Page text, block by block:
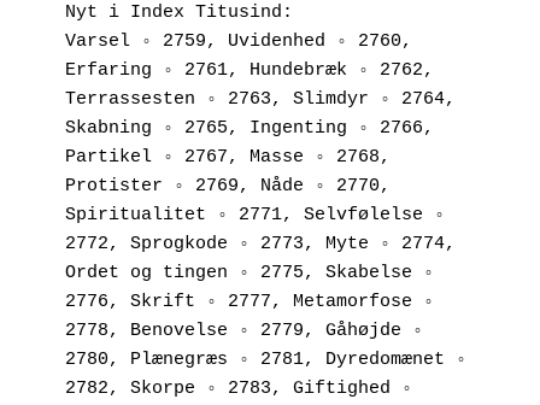
Nyt i Index Titusind:
Varsel ◦ 2759, Uvidenhed ◦ 2760,
Erfaring ◦ 2761, Hundebræk ◦ 2762,
Terrassesten ◦ 2763, Slimdyr ◦ 2764,
Skabning ◦ 2765, Ingenting ◦ 2766,
Partikel ◦ 2767, Masse ◦ 2768,
Protister ◦ 2769, Nåde ◦ 2770,
Spiritualitet ◦ 2771, Selvfølelse ◦
2772, Sprogkode ◦ 2773, Myte ◦ 2774,
Ordet og tingen ◦ 2775, Skabelse ◦
2776, Skrift ◦ 2777, Metamorfose ◦
2778, Benovelse ◦ 2779, Gåhøjde ◦
2780, Plænegræs ◦ 2781, Dyredomænet ◦
2782, Skorpe ◦ 2783, Giftighed ◦